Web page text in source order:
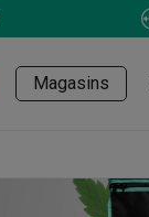
Magasins